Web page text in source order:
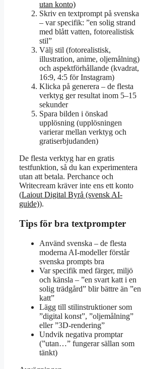
utan konto)
Skriv en textprompt på svenska
– var specifik: ”en solig strand
med blått vatten, fotorealistisk
stil”
Välj stil (fotorealistisk,
illustration, anime, oljemålning)
och aspektförhållande (kvadrat,
16:9, 4:5 för Instagram)
Klicka på generera – de flesta
verktyg ger resultat inom 5–15
sekunder
Spara bilden i önskad
upplösning (upplösningen
varierar mellan verktyg och
gratiserbjudanden)
De flesta verktyg har en gratis
testfunktion, så du kan experimentera
utan att betala. Perchance och
Writecream kräver inte ens ett konto
(Laiout Digital Byrå (svensk AI-
guide)).
Tips för bra textprompter
Använd svenska – de flesta
moderna AI-modeller förstår
svenska prompts bra
Var specifik med färger, miljö
och känsla – ”en svart katt i en
solig trädgård” blir bättre än ”en
katt”
Lägg till stilinstruktioner som
”digital konst”, ”oljemålning”
eller ”3D-rendering”
Undvik negativa promptar
(”utan…” fungerar sällan som
tänkt)